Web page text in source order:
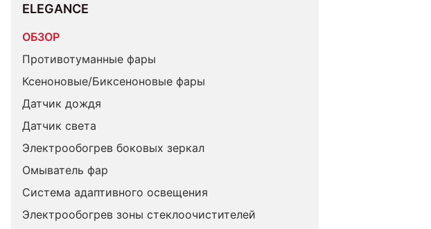
ELEGANCE
ОБЗОР
Противотуманные фары
Ксеноновые/Биксеноновые фары
Датчик дождя
Датчик света
Электрообогрев боковых зеркал
Омыватель фар
Система адаптивного освещения
Электрообогрев зоны стеклоочистителей